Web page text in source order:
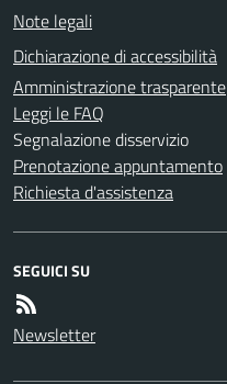
Note legali
Dichiarazione di accessibilità
Amministrazione trasparente
Leggi le FAQ
Segnalazione disservizio
Prenotazione appuntamento
Richiesta d'assistenza
SEGUICI SU
Newsletter